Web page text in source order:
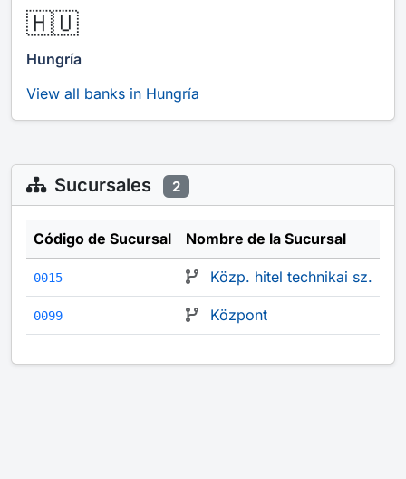
🇭🇺
Hungría
View all banks in Hungría
Sucursales 2
Código de Sucursal Nombre de la Sucursal
0015 Közp. hitel technikai sz.
0099 Központ